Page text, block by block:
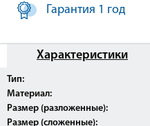
Гарантия 1 год
Характеристики
Тип:
Материал:
Размер (разложенные):
Размер (сложенные):